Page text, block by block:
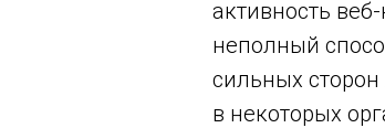
активность
неполный
сильных
в некоторых